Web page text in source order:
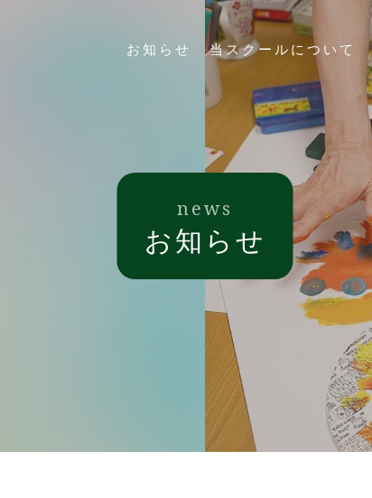
お知らせ 当スクールについて
news
お知らせ